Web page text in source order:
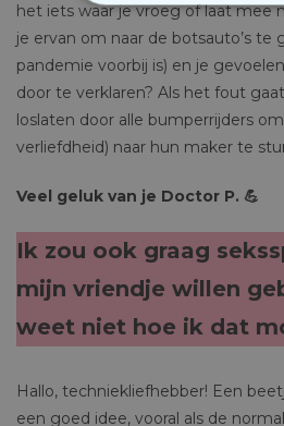
het iets waar je vroeg of laat mee
je ervan om naar de botsauto’s te
pandemie voorbij is) en je
door te verklaren? Als het fout
loslaten door alle bumperrijders
verliefdheid) naar hun maker te
Veel geluk van je Doctor P. 💪
Ik zou ook graag
mijn vriendje willen
weet niet hoe ik dat
Hallo, techniekliefhebber! Een
een goed idee, vooral als de
NOODZAKELIJK
PERFORMANCE
MARKETING